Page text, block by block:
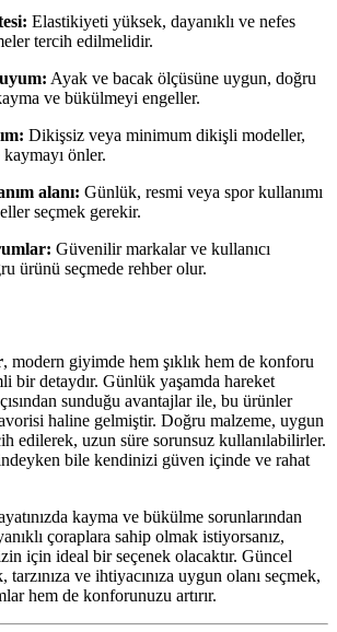
Elastikiyeti yüksek, dayanıklı ve nefes
tercih edilmelidir.
Ayak ve bacak ölçüsüne uygun, doğru
ve bükülmeyi engeller.
Dikişsiz veya minimum dikişli modeller,
önler.
alanı: Günlük, resmi veya spor kullanımı
seçmek gerekir.
Güvenilir markalar ve kullanıcı
ürünü seçmede rehber olur.
, modern giyimde hem şıklık hem de konforu
bir detaydır. Günlük yaşamda hareket
sunduğu avantajlar ile, bu ürünler
haline gelmiştir. Doğru malzeme, uygun
edilerek, uzun süre sorunsuz kullanılabilirler.
bile kendinizi güven içinde ve rahat
kayma ve bükülme sorunlarından
çoraplara sahip olmak istiyorsanız,
için ideal bir seçenek olacaktır. Güncel
ve ihtiyacınıza uygun olanı seçmek,
hem de konforunuzu artırır.